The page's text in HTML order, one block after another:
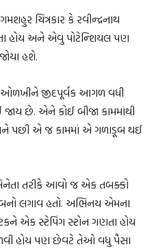
ચિત્રકાર કે રવીન્દ્રનાથ
હોય અને એવું પોટેન્શિયલ પણ
હશે.
ઓળખીને જીદપૂર્વક આગળ વધી
છે. એને કોઈ બીજા કામમાંથી
પછી એ જ કામમાં એ ગળાડૂબ થઈ
તરીકે આવો જ એક તબક્કો
લગાવ હતો. અભિનય એમના
એક સ્ટેપિંગ સ્ટોન ગણતા હોય
હોય પણ છેવટે તેઓ વધુ પૈસા